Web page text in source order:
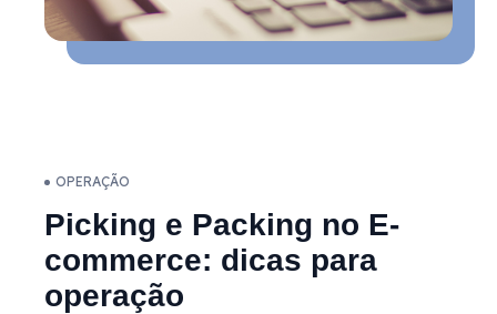
OPERAÇÃO
Picking e Packing no E-
commerce: dicas para
operação